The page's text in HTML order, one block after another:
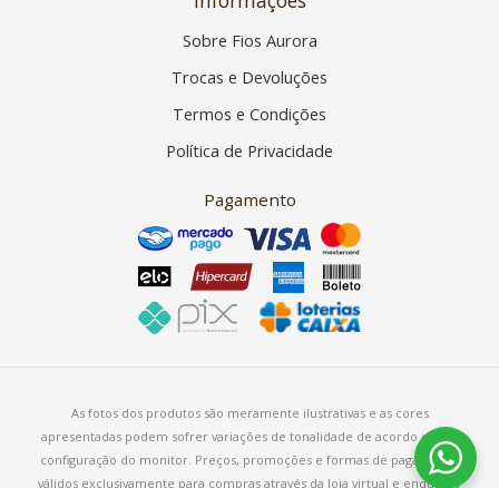
Sobre Fios Aurora
Trocas e Devoluções
Termos e Condições
Política de Privacidade
Pagamento
As fotos dos produtos são meramente ilustrativas e as cores
apresentadas podem sofrer variações de tonalidade de acordo com a
configuração do monitor. Preços, promoções e formas de pagamento
válidos exclusivamente para compras através da loja virtual e enquanto